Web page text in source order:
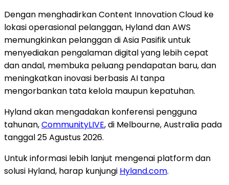
Dengan menghadirkan Content Innovation Cloud ke
lokasi operasional pelanggan, Hyland dan AWS
memungkinkan pelanggan di Asia Pasifik untuk
menyediakan pengalaman digital yang lebih cepat
dan andal, membuka peluang pendapatan baru, dan
meningkatkan inovasi berbasis AI tanpa
mengorbankan tata kelola maupun kepatuhan.
Hyland akan mengadakan konferensi pengguna
tahunan,CommunityLIVE, di Melbourne, Australia pada
tanggal 25 Agustus 2026.
Untuk informasi lebih lanjut mengenai platform dan
solusi Hyland, harap kunjungi Hyland.com.